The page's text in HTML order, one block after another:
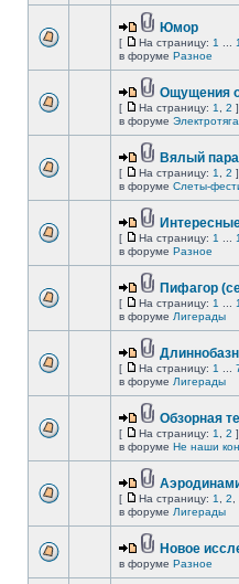
Юмор
[ На страницу: 1
в форуме Разное
Ощущения
[ На страницу: 1 2 ]
в форуме Электротяга
Вялый
[ На страницу: 1 2 ]
в форуме Слеты-
[ На страницу: 1
в форуме Разное
Пифагор
[ На страницу: 1
в форуме Лигерады
[ На страницу: 1
в форуме Лигерады
Обзорная
[ На страницу: 1 2 ]
в форуме Не наши
[ На страницу: 1 2
в форуме Лигерады
Новое
в форуме Разное